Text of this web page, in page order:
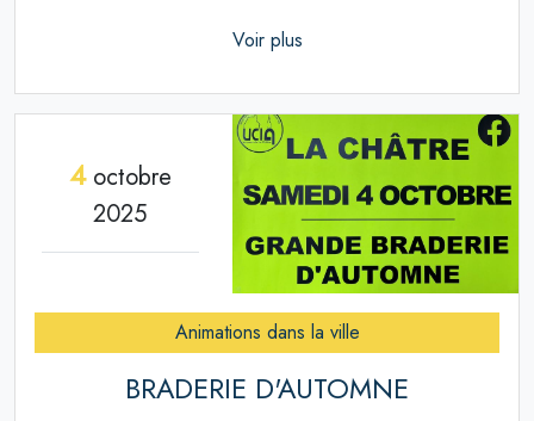
Voir plus
4octobre
2025
Animations dans la ville
BRADERIE D'AUTOMNE